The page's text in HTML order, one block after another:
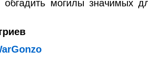
обгадить могилы значимых